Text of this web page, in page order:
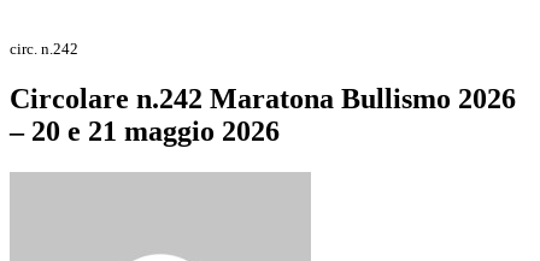
circ. n.242
Circolare n.242 Maratona Bullismo 2026
– 20 e 21 maggio 2026